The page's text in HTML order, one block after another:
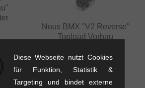
Nous BMX "V2 Reverse"
Topload Vorbau
62.98 EUR
Diese Webseite nutzt Cookies
für Funktion, Statistik &
Targeting und bindet externe